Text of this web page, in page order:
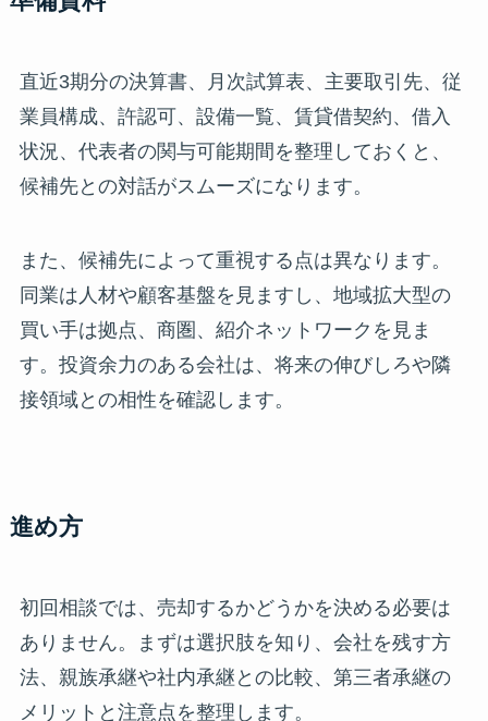
直近3期分の決算書、月次試算表、主要取引先、従
業員構成、許認可、設備一覧、賃貸借契約、借入
状況、代表者の関与可能期間を整理しておくと、
候補先との対話がスムーズになります。
また、候補先によって重視する点は異なります。
同業は人材や顧客基盤を見ますし、地域拡大型の
買い手は拠点、商圏、紹介ネットワークを見ま
す。投資余力のある会社は、将来の伸びしろや隣
接領域との相性を確認します。
進め方
初回相談では、売却するかどうかを決める必要は
ありません。まずは選択肢を知り、会社を残す方
法、親族承継や社内承継との比較、第三者承継の
メリットと注意点を整理します。